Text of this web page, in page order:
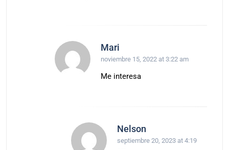
Mari
noviembre 15, 2022 at 3:22 am
Me interesa
Nelson
septiembre 20, 2023 at 4:19